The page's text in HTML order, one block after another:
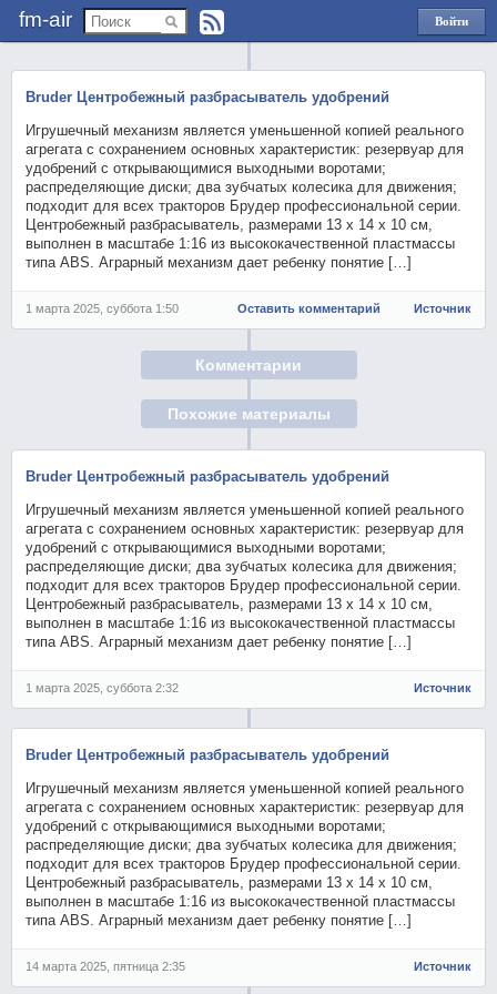
fm-air
Войти
через
Bruder Центробежный разбрасыватель удобрений
Игрушечный механизм является уменьшенной копией реального
агрегата с сохранением основных характеристик: резервуар для
удобрений с открывающимися выходными воротами;
распределяющие диски; два зубчатых колесика для движения;
подходит для всех тракторов Брудер профессиональной серии.
Центробежный разбрасыватель, размерами 13 x 14 x 10 см,
выполнен в масштабе 1:16 из высококачественной пластмассы
типа ABS. Аграрный механизм дает ребенку понятие […]
1 марта 2025, суббота 1:50 Оставить комментарий Источник
Комментарии
Похожие материалы
Bruder Центробежный разбрасыватель удобрений
Игрушечный механизм является уменьшенной копией реального
агрегата с сохранением основных характеристик: резервуар для
удобрений с открывающимися выходными воротами;
распределяющие диски; два зубчатых колесика для движения;
подходит для всех тракторов Брудер профессиональной серии.
Центробежный разбрасыватель, размерами 13 x 14 x 10 см,
выполнен в масштабе 1:16 из высококачественной пластмассы
типа ABS. Аграрный механизм дает ребенку понятие […]
1 марта 2025, суббота 2:32 Источник
Bruder Центробежный разбрасыватель удобрений
Игрушечный механизм является уменьшенной копией реального
агрегата с сохранением основных характеристик: резервуар для
удобрений с открывающимися выходными воротами;
распределяющие диски; два зубчатых колесика для движения;
подходит для всех тракторов Брудер профессиональной серии.
Центробежный разбрасыватель, размерами 13 x 14 x 10 см,
выполнен в масштабе 1:16 из высококачественной пластмассы
типа ABS. Аграрный механизм дает ребенку понятие […]
14 марта 2025, пятница 2:35 Источник